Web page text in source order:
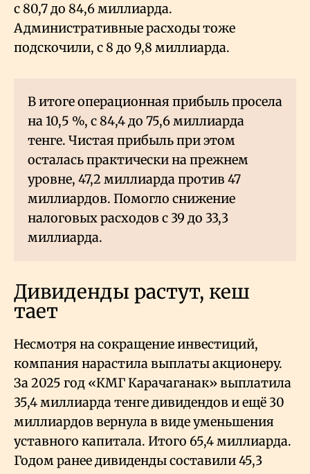
с 80,7 до 84,6 миллиарда.
Административные расходы тоже
подскочили, с 8 до 9,8 миллиарда.
В итоге операционная прибыль просела
на 10,5 %, с 84,4 до 75,6 миллиарда
тенге. Чистая прибыль при этом
осталась практически на прежнем
уровне, 47,2 миллиарда против 47
миллиардов. Помогло снижение
налоговых расходов с 39 до 33,3
миллиарда.
Дивиденды растут, кеш
тает
Несмотря на сокращение инвестиций,
компания нарастила выплаты акционеру.
За 2025 год «КМГ Карачаганак» выплатила
35,4 миллиарда тенге дивидендов и ещё 30
миллиардов вернула в виде уменьшения
уставного капитала. Итого 65,4 миллиарда.
Годом ранее дивиденды составили 45,3